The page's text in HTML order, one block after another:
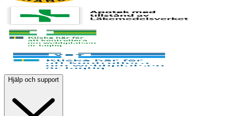
Hjälp och support